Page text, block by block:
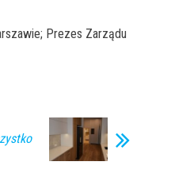
Prezes Zarządu